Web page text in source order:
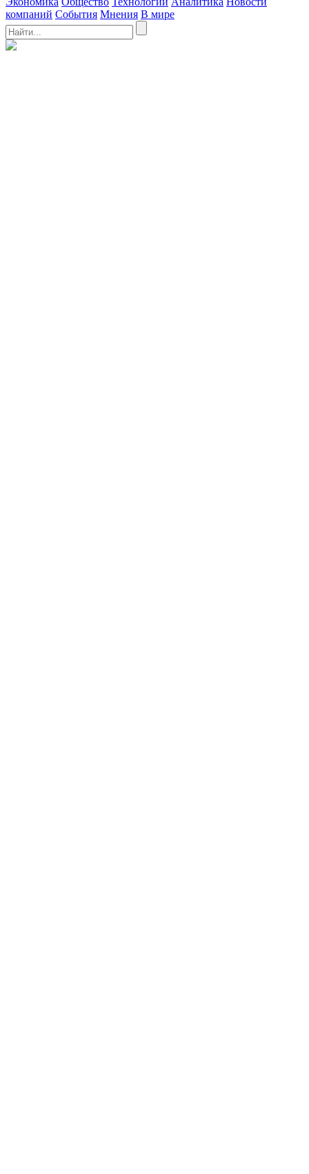
компаний События Мнения В мире